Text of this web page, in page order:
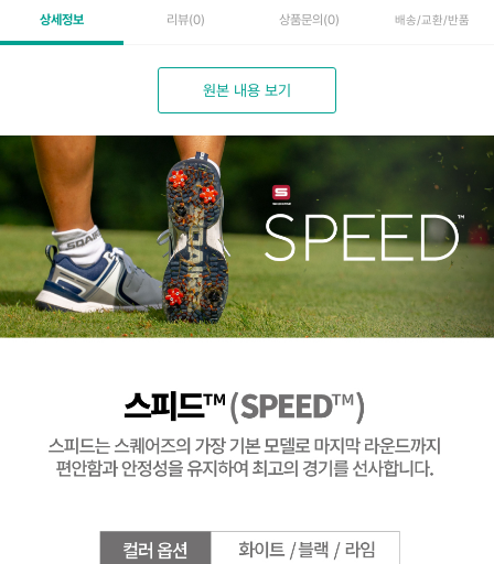
상세정보 리뷰(0) 상품문의 (0) 배송/교환/반품
원본 내용 보기